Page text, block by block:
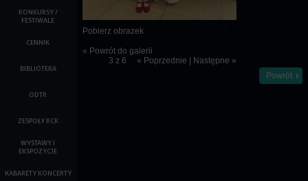
KONKURSY /
FESTIWALE
CENNIK
BIBLIOTEKA
ODTR
ZESPOŁY RCK
WYSTAWY I
EKSPOZYCJE
KABARETY KONCERTY
Pobierz obrazek
« Powrót do galerii
3 z 6
« Poprzednie Następne »
Powrót